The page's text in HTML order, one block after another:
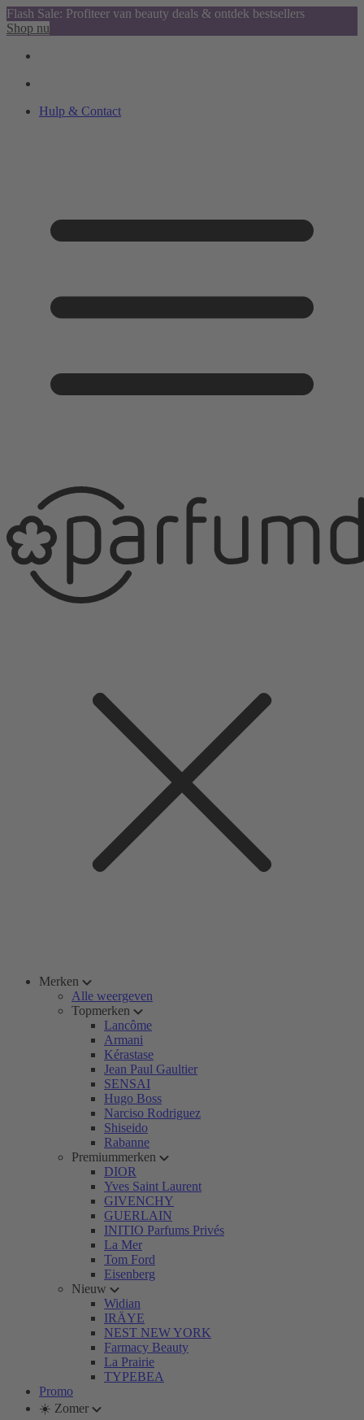
Flash Sale: Profiteer van beauty deals & ontdek bestsellers
Shop nu
Hulp & Contact
Merken
Alle weergeven
Topmerken
Lancôme
Armani
Kérastase
Jean Paul Gaultier
SENSAI
Hugo Boss
Narciso Rodriguez
Shiseido
Rabanne
Premiummerken
DIOR
Yves Saint Laurent
GIVENCHY
GUERLAIN
INITIO Parfums Privés
La Mer
Tom Ford
Eisenberg
Nieuw
Widian
IRÄYE
NEST NEW YORK
Farmacy Beauty
La Prairie
TYPEBEA
Promo
☀️ Zomer